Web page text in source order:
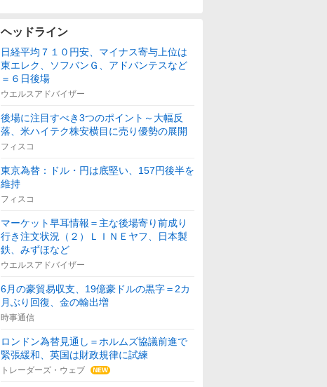
ヘッドライン
日経平均７１０円安、マイナス寄与上位は
東エレク、ソフバンＧ、アドバンテスなど
＝６日後場
ウエルスアドバイザー
後場に注目すべき3つのポイント～大幅反
落、米ハイテク株安横目に売り優勢の展開
フィスコ
東京為替：ドル・円は底堅い、157円後半を
維持
フィスコ
マーケット早耳情報＝主な後場寄り前成り
行き注文状況（２）ＬＩＮＥヤフ、日本製
鉄、みずほなど
ウエルスアドバイザー
6月の豪貿易収支、19億豪ドルの黒字＝2カ
月ぶり回復、金の輸出増
時事通信
ロンドン為替見通し＝ホルムズ協議前進で
緊張緩和、英国は財政規律に試練
トレーダーズ・ウェブ